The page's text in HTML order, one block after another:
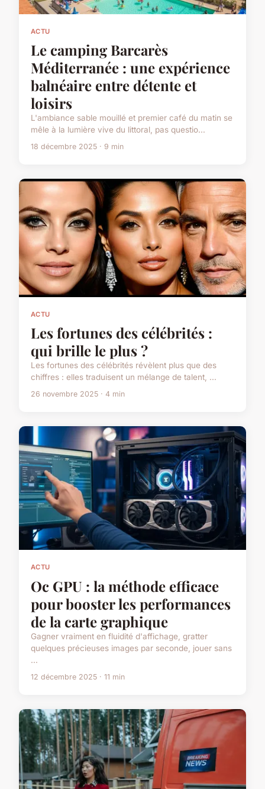
ACTU
Le camping Barcarès
Méditerranée : une expérience
balnéaire entre détente et
loisirs
L'ambiance sable mouillé et premier café du matin se
mêle à la lumière vive du littoral, pas questio...
18 décembre 2025 · 9 min
ACTU
Les fortunes des célébrités :
qui brille le plus ?
Les fortunes des célébrités révèlent plus que des
chiffres : elles traduisent un mélange de talent, ...
26 novembre 2025 · 4 min
ACTU
Oc GPU : la méthode efficace
pour booster les performances
de la carte graphique
Gagner vraiment en fluidité d'affichage, gratter
quelques précieuses images par seconde, jouer sans
...
12 décembre 2025 · 11 min